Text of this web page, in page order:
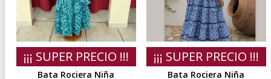
¡¡¡ SUPER PRECIO !!!
Bata Rociera Niña
¡¡¡ SUPER PRECIO !!!
Bata Rociera Niña